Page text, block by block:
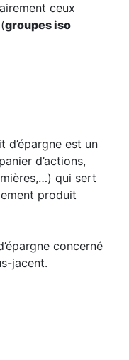
ceux
groupes iso
d’épargne est un
d’actions,
qui sert
produit
concerné
jacent.